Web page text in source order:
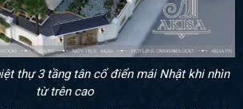
thự 3 tầng tân cổ điển mái Nhật khi nhìn
từ trên cao